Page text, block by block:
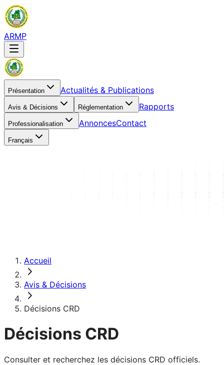
ARMP
Présentation Actualités & Publications
Avis & Décisions Réglementation Rapports
Professionalisation AnnoncesContact
Français
Accueil
Avis & Décisions
Décisions CRD
Décisions CRD
Consulter et recherchez les décisions CRD officiels.